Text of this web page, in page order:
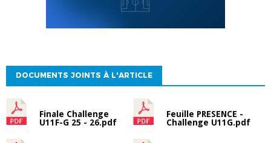
DOCUMENTS JOINTS À L'ARTICLE
Finale Challenge
U11F-G 25 - 26.pdf
Feuille PRESENCE -
Challenge U11G.pdf